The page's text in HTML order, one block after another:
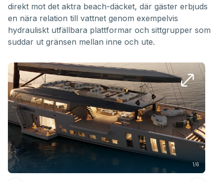
direkt mot det aktra beach-däcket, där gäster erbjuds
en nära relation till vattnet genom exempelvis
hydrauliskt utfällbara plattformar och sittgrupper som
suddar ut gränsen mellan inne och ute.
1/6